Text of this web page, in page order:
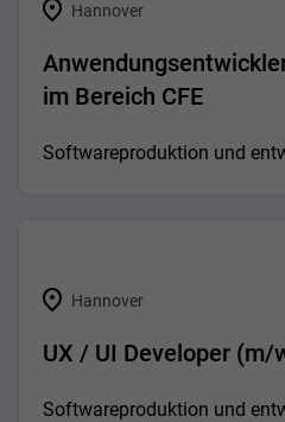
Hannover
im Bereich CFE
Softwareproduktion und
Hannover
UX / UI Developer (m/
Softwareproduktion und